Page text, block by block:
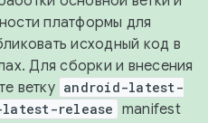
платформы для
исходный код в
Для сборки и внесения
ветку android-latest-
latest-release manifest